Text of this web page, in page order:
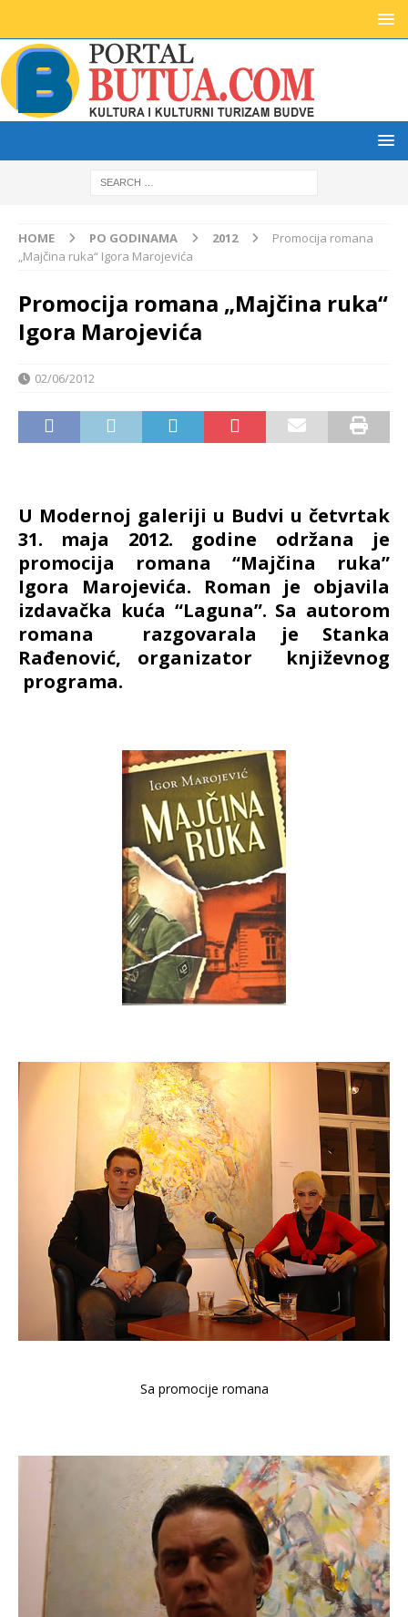
HOME PO GODINAMA 2012
Promocija romana
„Majčina ruka“ Igora Marojevića
Promocija romana „Majčina ruka“
Igora Marojevića
02/06/2012
U Modernoj galeriji u Budvi u četvrtak
31. maja 2012. godine održana je
promocija romana “Majčina ruka”
Igora Marojevića. Roman je objavila
izdavačka kuća “Laguna”. Sa autorom
romana razgovarala je Stanka
Rađenović, organizator književnog
programa.
Sa promocije romana